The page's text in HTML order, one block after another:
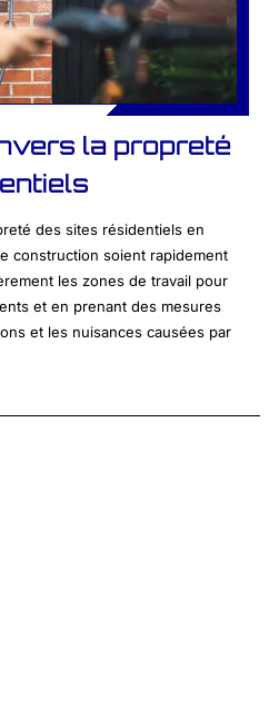
la propreté
des sites résidentiels en
construction soient rapidement
les zones de travail pour
et en prenant des mesures
et les nuisances causées par